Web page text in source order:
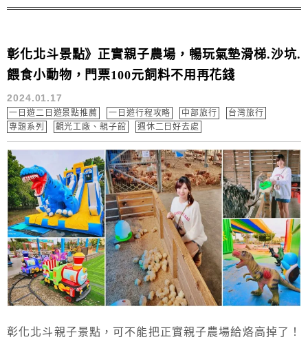
彰化北斗景點》正實親子農場，暢玩氣墊滑梯.沙坑.
餵食小動物，門票100元飼料不用再花錢
2024.01.17
一日遊二日遊景點推薦 一日遊行程攻略 中部旅行
台灣旅行
專題系列
觀光工廠、親子館 週休二日好去處
彰化北斗親子景點，可不能把正實親子農場給烙高掉了！